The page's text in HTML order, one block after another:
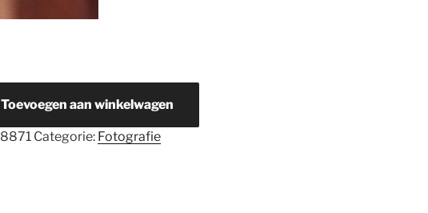
Toevoegen aan winkelwagen
8871 Categorie: Fotografie